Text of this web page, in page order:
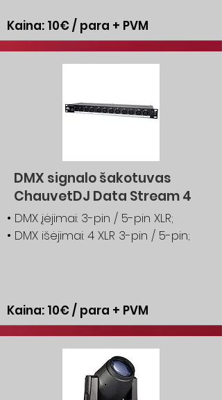
Kaina: 10€ / para + PVM
DMX signalo šakotuvas
ChauvetDJ Data Stream 4
• DMX įėjimai: 3-pin / 5-pin XLR;
• DMX išėjimai: 4 XLR 3-pin / 5-pin;
Kaina: 10€ / para + PVM